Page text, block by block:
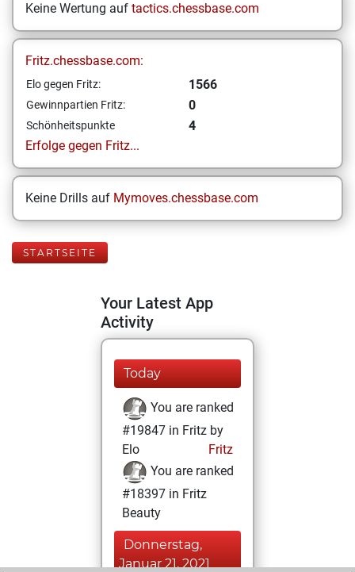
Keine Wertung auf tactics.chessbase.com
Fritz.chessbase.com:
Elo gegen Fritz: 1566
Gewinnpartien Fritz: 0
Schönheitspunkte
4
Erfolge gegen Fritz...
Keine Drills auf Mymoves.chessbase.com
STARTSEITE
Your Latest App
Activity
Today
You are ranked
#19847 in Fritz by
Elo
Fritz
You are ranked
#18397 in Fritz
Beauty
Donnerstag,
Januar 21, 2021